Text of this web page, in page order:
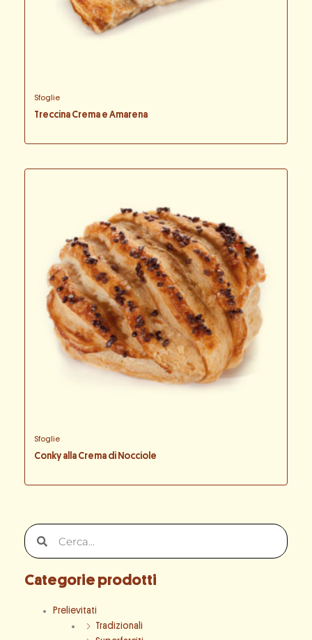
Cerca
Categorie prodotti
Prelievitati
Tradizionali
Sfoglie
Treccina Crema e Amarena
Sfoglie
Conky alla Crema di Nocciole